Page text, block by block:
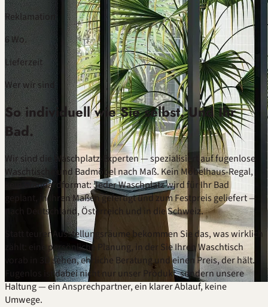
Reklamation
6 Wo.
Lieferzeit
Wer wir sind
So individuell wie Sie selbst. Und Ihr
Bad.
Wir sind die Waschplatz-Experten — spezialisiert auf fugenlose
Waschtische und Badmöbel nach Maß. Kein Möbelhaus-Regal,
kein Standardformat: Jeder Waschplatz wird für Ihr Bad
geplant, in Ihren Maßen gefertigt und zum Festpreis geliefert —
nach Deutschland, Österreich und in die Schweiz.
Statt teurer Ausstellungsräume bekommen Sie das, was wirklich
zählt: eine persönliche Planung, in der Sie Ihren Waschtisch
vorab in 3D sehen, ehrliche Beratungund einen Preis, der hält.
Fugenlos
ist dabei nicht nur unser Produkt, sondern unsere
Haltung — ein Ansprechpartner, ein klarer Ablauf, keine
Umwege.